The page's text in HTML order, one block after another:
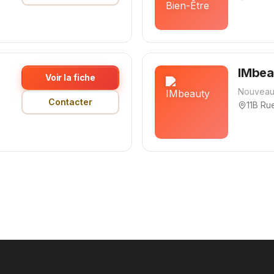
Voir la fiche
Contacter
11B